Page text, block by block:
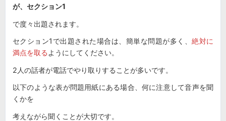
が、セクション1
で度々出題されます。
セクション1で出題された場合は、簡単な問題が多く、絶対に
満点を取るようにしてください。
2人の話者が電話でやり取りすることが多いです。
以下のような表が問題用紙にある場合、何に注意して音声を聞
くかを
考えながら聞くことが大切です。